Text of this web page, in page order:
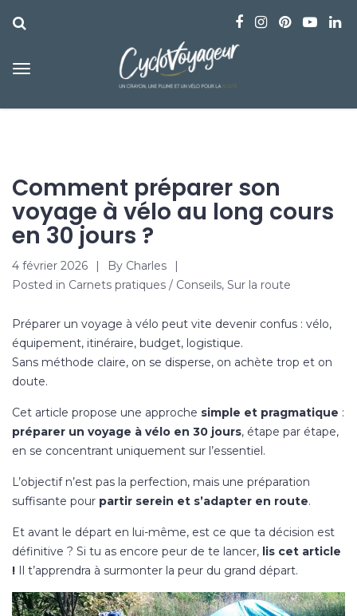
Comment préparer son
voyage à vélo au long cours
en 30 jours ?
4 février 2026 By Charles
Posted in Carnets pratiques / Conseils, Sur la route
Préparer un voyage à vélo peut vite devenir confus : vélo,
équipement, itinéraire, budget, logistique.
Sans méthode claire, on se disperse, on achète trop et on
doute.
Cet article propose une approche simple et pragmatique :
préparer un voyage à vélo en 30 jours, étape par étape,
en se concentrant uniquement sur l’essentiel.
L’objectif n’est pas la perfection, mais une préparation
suffisante pour partir serein et s’adapter en route.
Et avant le départ en lui-même, est ce que ta décision est
définitive ? Si tu as encore peur de te lancer, lis cet article
! Il t’apprendra à surmonter la peur du grand départ.